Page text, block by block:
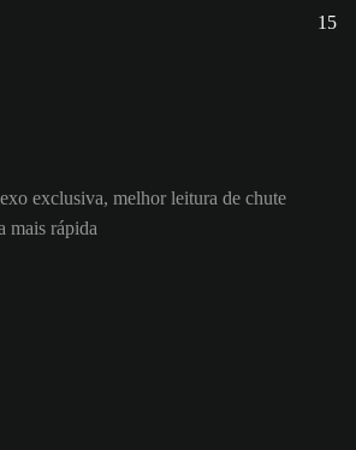
15
exclusiva, melhor leitura de chute
mais rápida